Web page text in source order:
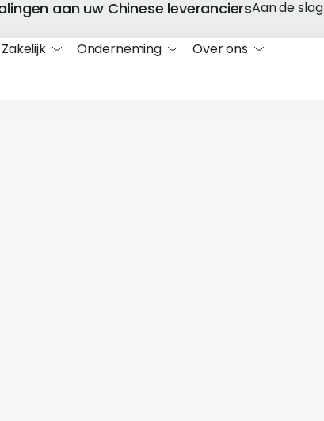
aan uw Chinese leveranciersAan de slag
Zakelijk Onderneming Over ons